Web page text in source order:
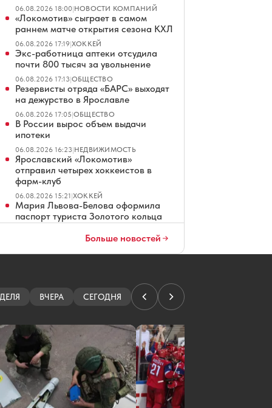
06.08.2026 18:00|НОВОСТИ КОМПАНИЙ
«Локомотив» сыграет в самом
раннем матче открытия сезона КХЛ
06.08.2026 17:19|ХОККЕЙ
Экс-работница аптеки отсудила
почти 800 тысяч за увольнение
06.08.2026 17:13|ОБЩЕСТВО
Резервисты отряда «БАРС» выходят
на дежурство в Ярославле
06.08.2026 17:05|ОБЩЕСТВО
В России вырос объем выдачи
ипотеки
06.08.2026 16:23|НЕДВИЖИМОСТЬ
Ярославский «Локомотив»
отправил четырех хоккеистов в
фарм-клуб
06.08.2026 15:21|ХОККЕЙ
Мария Львова-Белова оформила
паспорт туриста Золотого кольца
Горел резервуар НПЗ, четверо
ранено: что еще известно об атаке
В Ярославле мужчину будут судить
за взятку, положенную в стол
В Рыбинске на время
полумарафона перекроют проезд
по центру
06.08.2026 12:47 | АВТО
Крестный отец из российского
поселка усыновил детей
нигерийского принца
06.08.2026 12:42|ОБЩЕСТВО
Больше новостей
ВЧЕРА СЕГОДНЯ